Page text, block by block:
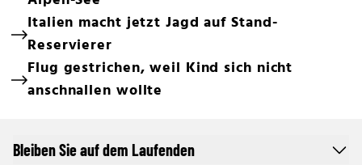
Italien macht jetzt Jagd auf Stand-
Reservierer
Flug gestrichen, weil Kind sich nicht
anschnallen wollte
Bleiben Sie auf dem Laufenden